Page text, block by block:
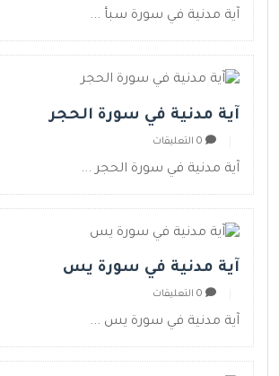
آية مدنية في سورة سبأ ...
آية مدنية في سورة الحجر
آية مدنية في سورة الحجر ...
آية مدنية في سورة يس
آية مدنية في سورة يس ...